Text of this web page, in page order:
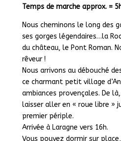
Temps de marche approx. =
Nous cheminons le long des
ses gorges légendaires…la
du château, le Pont Roman.
rêveur !
Nous arrivons au débouché
ce charmant petit village
ambiances provençales. De
laisser aller en « roue libre »
premier périple.
Arrivée à Laragne vers 16h.
Vous pouvez dormir sur